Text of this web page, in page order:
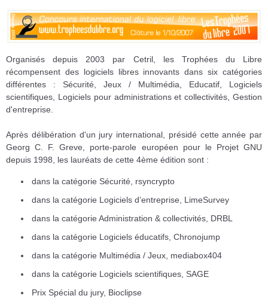
Organisés depuis 2003 par Cetril, les Trophées du Libre
récompensent des logiciels libres innovants dans six catégories
différentes : Sécurité, Jeux / Multimédia, Educatif, Logiciels
scientifiques, Logiciels pour administrations et collectivités, Gestion
d'entreprise.
Après délibération d'un jury international, présidé cette année par
Georg C. F. Greve, porte-parole européen pour le Projet GNU
depuis 1998, les lauréats de cette 4ème édition sont :
dans la catégorie Sécurité, rsyncrypto
dans la catégorie Logiciels d’entreprise, LimeSurvey
dans la catégorie Administration & collectivités, DRBL
dans la catégorie Logiciels éducatifs, Chronojump
dans la catégorie Multimédia / Jeux, mediabox404
dans la catégorie Logiciels scientifiques, SAGE
Prix Spécial du jury, Bioclipse